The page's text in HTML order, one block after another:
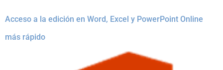
Acceso a la edición en Word, Excel y PowerPoint Online
más rápido